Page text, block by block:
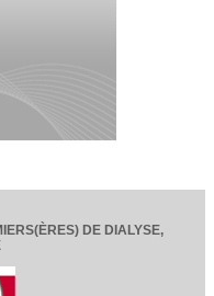
DE DIALYSE,